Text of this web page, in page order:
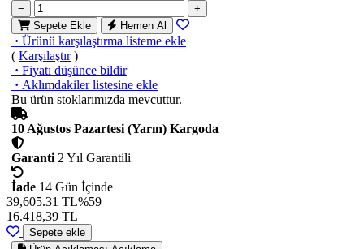
−
+
Sepete Ekle
Hemen Al
· Ürünü karşılaştırma listeme ekle
( Karşılaştır)
· Fiyatı düşünce bildir
· Aklımdakiler listesine ekle
Bu ürün stoklarımızda mevcuttur.
10 Ağustos Pazartesi (Yarın) Kargoda
Garanti 2 Yıl Garantili
İade 14 Gün İçinde
39,605.31 TL%59
16.418,39 TL
Sepete ekle